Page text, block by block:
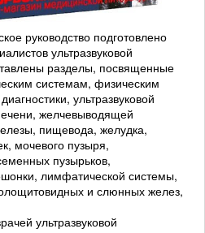
руководство подготовлено
ультразвуковой
разделы, посвященные
системам, физическим
ультразвуковой
желчевыводящей
пищевода, желудка,
мочевого пузыря,
пузырьков,
лимфатической системы,
и слюнных желез,
ультразвуковой